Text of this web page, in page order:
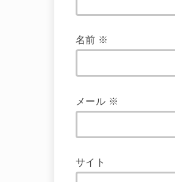
名前 ※
メール ※
サイト